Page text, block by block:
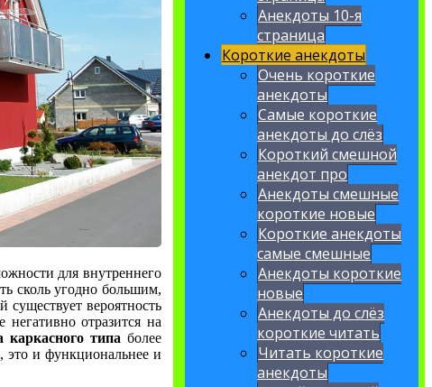
для внутреннего
сколь угодно большим,
существует вероятность
отразится на
каркасного типа более
это и функциональнее и
Анекдоты 10-я
страница
Короткие анекдоты
Очень короткие
анекдоты
Самые короткие
анекдоты до слёз
Короткий смешной
анекдот про
Анекдоты смешные
короткие новые
Короткие анекдоты
самые смешные
Анекдоты короткие
новые
Анекдоты до слёз
короткие читать
Читать короткие
анекдоты